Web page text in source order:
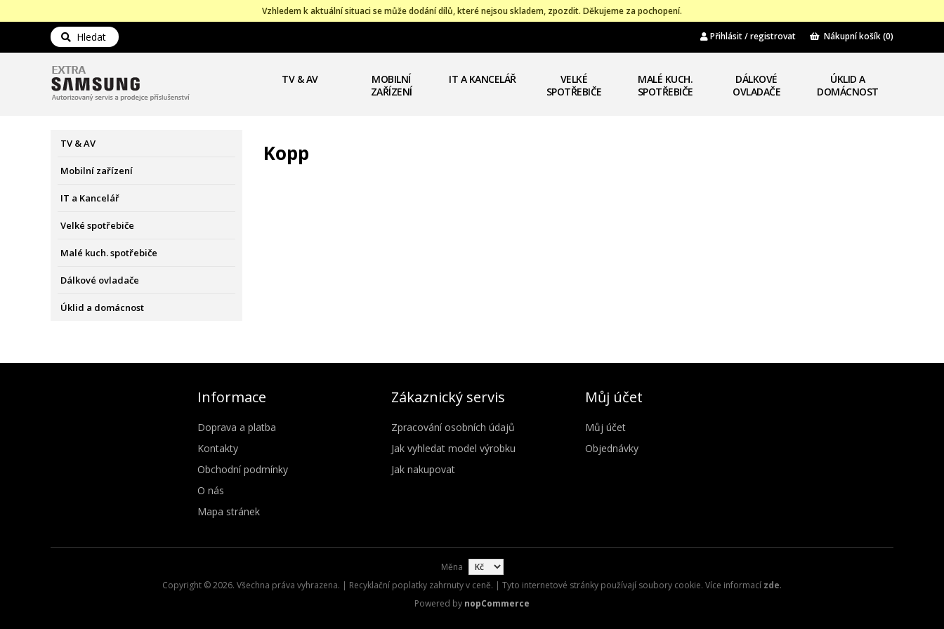
Vzhledem k aktuální situaci se může dodání dílů, které nejsou skladem, zpozdit. Děkujeme za pochopení.
Hledat Přihlásit / registrovat Nákupní košík(0)
TV & AV
MOBILNÍ
ZAŘÍZENÍ
IT A KANCELÁŘ
VELKÉ
SPOTŘEBIČE
MALÉ KUCH.
SPOTŘEBIČE
DÁLKOVÉ
OVLADAČE
ÚKLID A
DOMÁCNOST
TV & AV
Mobilní zařízení
IT a Kancelář
Velké spotřebiče
Malé kuch. spotřebiče
Dálkové ovladače
Úklid a domácnost
Kopp
Informace
Doprava a platba
Kontakty
Obchodní podmínky
O nás
Mapa stránek
Zákaznický servis
Zpracování osobních údajů
Jak vyhledat model výrobku
Jak nakupovat
Můj účet
Můj účet
Objednávky
Měna
Copyright © 2026. Všechna práva vyhrazena. | Recyklační poplatky zahrnuty v ceně. | Tyto internetové stránky používají soubory cookie. Více informací zde.
Powered by nopCommerce